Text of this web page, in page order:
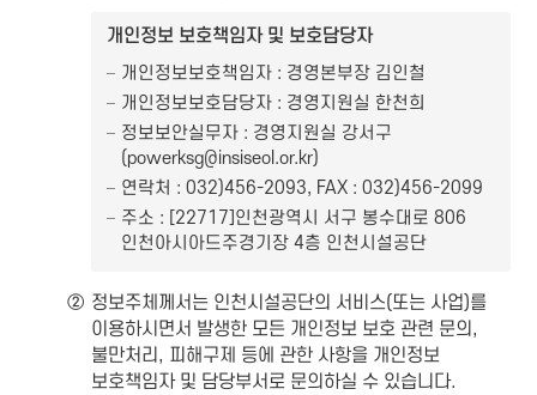
개인정보 보호책임자 및 보호담당자
개인정보보호책임자 : 경영본부장 김인철
개인정보보호담당자 : 경영지원실 한천희
정보보안실무자 : 경영지원실 강서구
(powerksg@insiseol.or.kr)
연락처 : 032)456-2093, FAX : 032)456-2099
주소 : [22717]인천광역시 서구 봉수대로 806
인천아시아드주경기장 4층 인천시설공단
② 정보주체께서는 인천시설공단의 서비스(또는 사업)를
이용하시면서 발생한 모든 개인정보 보호 관련 문의,
불만처리, 피해구제 등에 관한 사항을 개인정보
보호책임자 및 담당부서로 문의하실 수 있습니다.